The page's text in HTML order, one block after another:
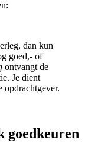
dan kun
goed,- of
ontvangt de
Je dient
opdrachtgever.
goedkeuren